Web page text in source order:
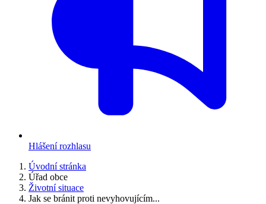
Hlášení rozhlasu
Úvodní stránka
Úřad obce
Životní situace
Jak se bránit proti nevyhovujícím...